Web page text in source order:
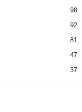
98
92
81
47
37